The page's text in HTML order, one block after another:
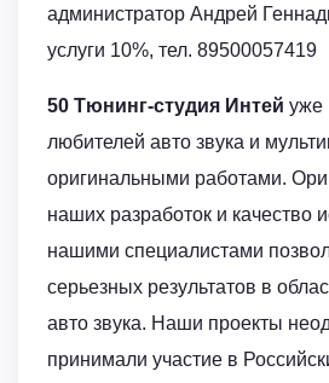
администратор Андрей
услуги 10%, тел. 89500057419
50 Тюнинг-студия Интей уже
любителей авто звука и
оригинальными работами.
наших разработок и качество
нашими специалистами
серьезных результатов в
авто звука. Наши проекты
принимали участие в